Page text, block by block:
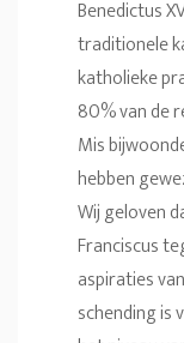
Benedictus
traditionele
katholieke
80% van de
Mis
hebben
Wij geloven
Franciscus
aspiraties
schending is